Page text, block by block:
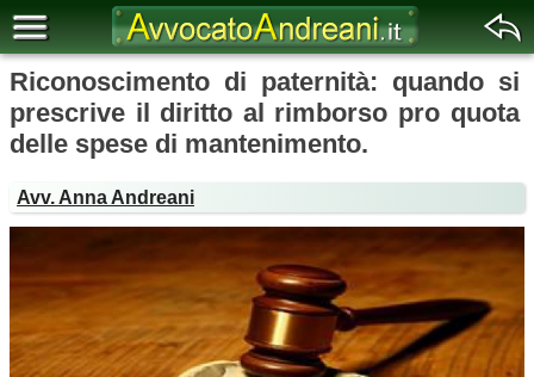
Riconoscimento di paternità: quando si
prescrive il diritto al rimborso pro quota
delle spese di mantenimento.
Avv. Anna Andreani